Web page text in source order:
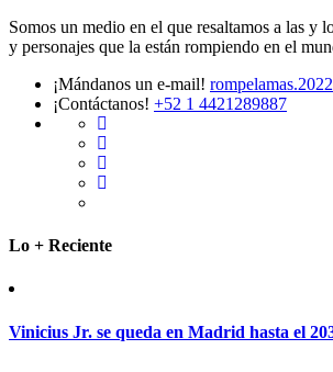
Somos un medio en el que resaltamos a las y
y personajes que la están rompiendo en el
¡Mándanos un e-mail!
¡Contáctanos! +52 1 4421289887
Lo + Reciente
Vinicius Jr. se queda en Madrid hasta el